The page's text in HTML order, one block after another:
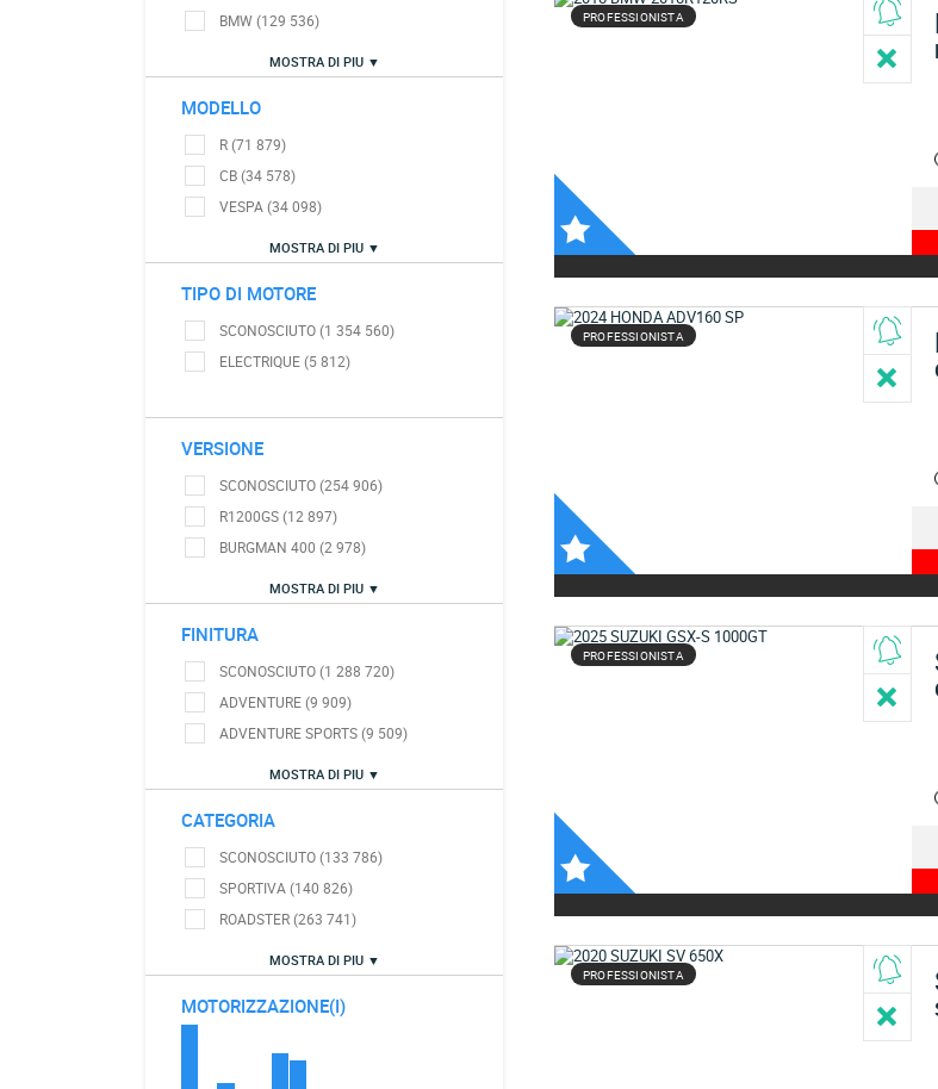
BMW (129 536)
MOSTRA DI PIU ▼
MODELLO
R (71 879)
CB (34 578)
VESPA (34 098)
MOSTRA DI PIU ▼
TIPO DI MOTORE
SCONOSCIUTO (1 354 560)
ELECTRIQUE (5 812)
VERSIONE
SCONOSCIUTO (254 906)
R1200GS (12 897)
BURGMAN 400 (2 978)
MOSTRA DI PIU ▼
FINITURA
SCONOSCIUTO (1 288 720)
ADVENTURE (9 909)
ADVENTURE SPORTS (9 509)
MOSTRA DI PIU ▼
CATEGORIA
SCONOSCIUTO (133 786)
SPORTIVA (140 826)
ROADSTER (263 741)
MOSTRA DI PIU ▼
MOTORIZZAZIONE(I)
PROFESSIONISTA
PROFESSIONISTA
PROFESSIONISTA
PROFESSIONISTA